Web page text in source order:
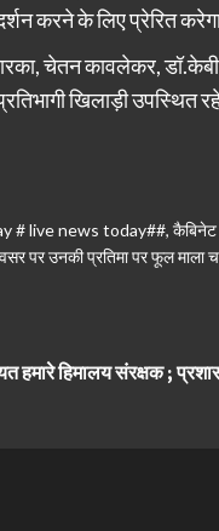
करने के लिए प्रेरित
चेतन कावलेकर,
खिलाड़ी उपस्थित
# live news today##,
पर उनकी प्रतिमा पर फूल माला
हमारे हिमालय संरक्षक ;